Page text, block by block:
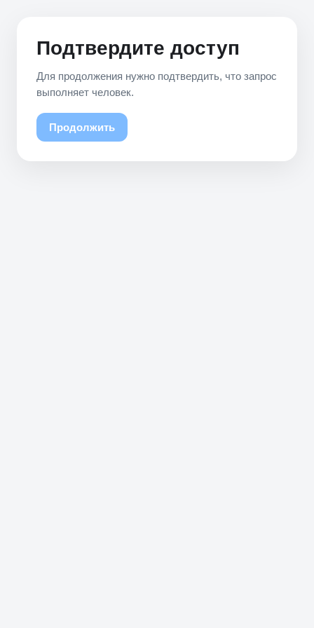
Подтвердите доступ
Для продолжения нужно подтвердить, что запрос
выполняет человек.
Продолжить